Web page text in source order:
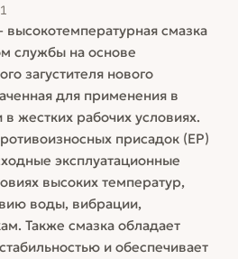
высокотемпературная смазка
службы на основе
загустителя нового
для применения в
в жестких рабочих условиях.
присадок (EP)
эксплуатационные
высоких температур,
воды, вибрации,
Также смазка обладает
и обеспечивает